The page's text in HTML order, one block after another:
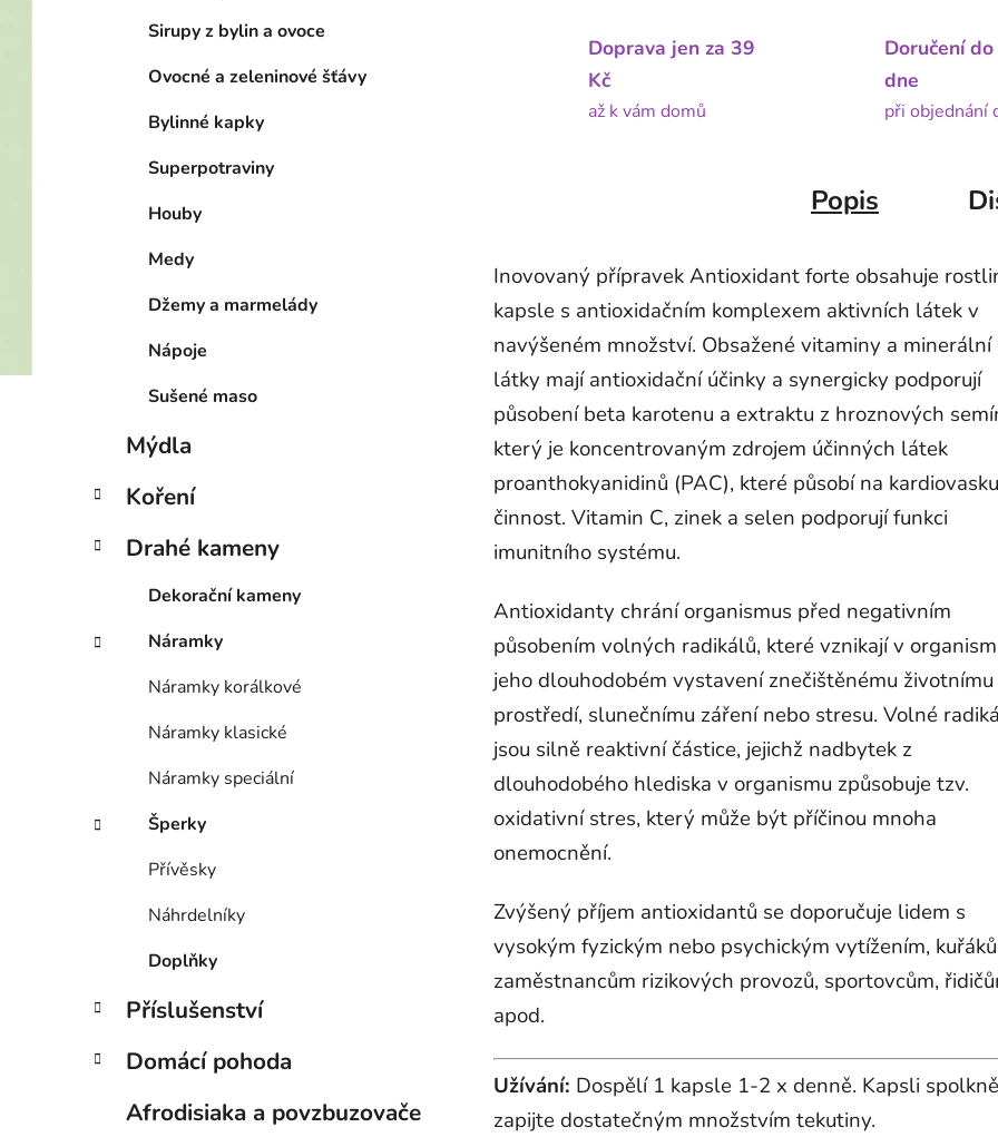
Sirupy z bylin a ovoce
Ovocné a zeleninové šťávy
Bylinné kapky
Superpotraviny
Houby
Medy
Džemy a marmelády
Nápoje
Sušené maso
Mýdla
Koření
Drahé kameny
Dekorační kameny
Náramky
Náramky korálkové
Náramky klasické
Náramky speciální
Šperky
Přívěsky
Náhrdelníky
Doplňky
Příslušenství
Domácí pohoda
Afrodisiaka a povzbuzovače
Doprava jen za 39
Kč
až k vám domů
Doručení
dne
při objednání
Popis
Inovovaný přípravek Antioxidant forte obsahuje
kapsle s antioxidačním komplexem aktivních látek v
navýšeném množství. Obsažené vitaminy a minerální
látky mají antioxidační účinky a synergicky podporují
působení beta karotenu a extraktu z hroznových
který je koncentrovaným zdrojem účinných látek
proanthokyanidinů (PAC), které působí na
činnost. Vitamin C, zinek a selen podporují funkci
imunitního systému.
Antioxidanty chrání organismus před negativním
působením volných radikálů, které vznikají v
jeho dlouhodobém vystavení znečištěnému životnímu
prostředí, slunečnímu záření nebo stresu. Volné
jsou silně reaktivní částice, jejichž nadbytek z
dlouhodobého hlediska v organismu způsobuje tzv.
oxidativní stres, který může být příčinou mnoha
onemocnění.
Zvýšený příjem antioxidantů se doporučuje lidem s
vysokým fyzickým nebo psychickým vytížením,
zaměstnancům rizikových provozů, sportovcům,
apod.
Užívání: Dospělí 1 kapsle 1-2 x denně. Kapsli
zapijte dostatečným množstvím tekutiny.